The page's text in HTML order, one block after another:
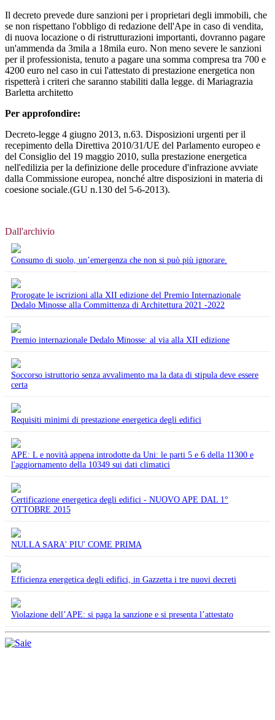
Il decreto prevede dure sanzioni per i proprietari degli immobili, che
se non rispettano l'obbligo di redazione dell'Ape in caso di vendita,
di nuova locazione o di ristrutturazioni importanti, dovranno pagare
un'ammenda da 3mila a 18mila euro. Non meno severe le sanzioni
per il professionista, tenuto a pagare una somma compresa tra 700 e
4200 euro nel caso in cui l'attestato di prestazione energetica non
rispetterà i criteri che saranno stabiliti dalla legge. di Mariagrazia
Barletta architetto
Per approfondire:
Decreto-legge 4 giugno 2013, n.63. Disposizioni urgenti per il
recepimento della Direttiva 2010/31/UE del Parlamento europeo e
del Consiglio del 19 maggio 2010, sulla prestazione energetica
nell'edilizia per la definizione delle procedure d'infrazione avviate
dalla Commissione europea, nonché altre disposizioni in materia di
coesione sociale.(GU n.130 del 5-6-2013).
Dall'archivio
Consumo di suolo, un’emergenza che non si può più ignorare.
Prorogate le iscrizioni alla XII edizione del Premio Internazionale
Dedalo Minosse alla Committenza di Architettura 2021 -2022
Premio internazionale Dedalo Minosse: al via alla XII edizione
Soccorso istruttorio senza avvalimento ma la data di stipula deve essere
certa
Requisiti minimi di prestazione energetica degli edifici
APE: L e novità appena introdotte da Uni: le parti 5 e 6 della 11300 e
l'aggiornamento della 10349 sui dati climatici
Certificazione energetica degli edifici - NUOVO APE DAL 1°
OTTOBRE 2015
NULLA SARA' PIU' COME PRIMA
Efficienza energetica degli edifici, in Gazzetta i tre nuovi decreti
Violazione dell’APE: si paga la sanzione e si presenta l’attestato